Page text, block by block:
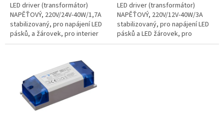
LED driver (transformátor)
NAPĚŤOVÝ, 220V/24V-40W/1,7A
stabilizovaný, pro napájení LED
pásků, a žárovek, pro interier
IP20
LED driver (transformátor)
NAPĚŤOVÝ, 220V/12V-40W/3A
stabilizovaný, pro napájení LED
pásků a LED žárovek, pro
interier IP20